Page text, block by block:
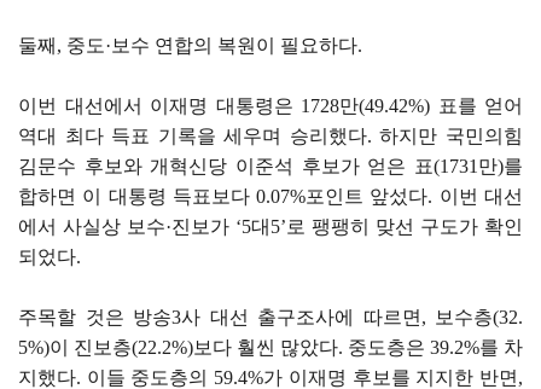
둘째, 중도·보수 연합의 복원이 필요하다.
이번 대선에서 이재명 대통령은 1728만(49.42%) 표를 얻어
역대 최다 득표 기록을 세우며 승리했다. 하지만 국민의힘
김문수 후보와 개혁신당 이준석 후보가 얻은 표(1731만)를
합하면 이 대통령 득표보다 0.07%포인트 앞섰다. 이번 대선
에서 사실상 보수·진보가 ‘5대5’로 팽팽히 맞선 구도가 확인
되었다.
주목할 것은 방송3사 대선 출구조사에 따르면, 보수층(32.
5%)이 진보층(22.2%)보다 훨씬 많았다. 중도층은 39.2%를 차
지했다. 이들 중도층의 59.4%가 이재명 후보를 지지한 반면,